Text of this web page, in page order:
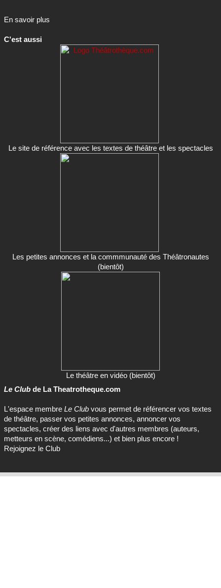
En savoir plus
C'est aussi
Le site de référence avec les textes de théâtre et les spectacles
Les petites annonces et la commmunauté des Théâtronautes
(bientôt)
Le théâtre en vidéo (bientôt)
Le Club de La Theatrotheque.com
L'espace membre Le Club vous permet de référencer vos textes
de théâtre, passer vos petites annonces, annoncer vos
spectacles, créer des liens avec d'autres membres (auteurs,
metteurs en scène, comédiens...) et bien plus encore !
Rejoignez le Club